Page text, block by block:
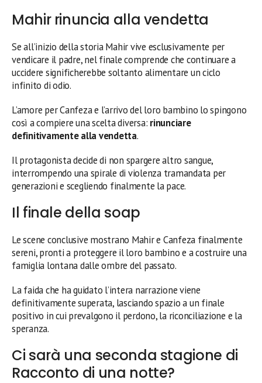
Mahir rinuncia alla vendetta
Se all’inizio della storia Mahir vive esclusivamente per
vendicare il padre, nel finale comprende che continuare a
uccidere significherebbe soltanto alimentare un ciclo
infinito di odio.
L’amore per Canfeza e l’arrivo del loro bambino lo spingono
così a compiere una scelta diversa: rinunciare
definitivamente alla vendetta.
Il protagonista decide di non spargere altro sangue,
interrompendo una spirale di violenza tramandata per
generazioni e scegliendo finalmente la pace.
Il finale della soap
Le scene conclusive mostrano Mahir e Canfeza finalmente
sereni, pronti a proteggere il loro bambino e a costruire una
famiglia lontana dalle ombre del passato.
La faida che ha guidato l’intera narrazione viene
definitivamente superata, lasciando spazio a un finale
positivo in cui prevalgono il perdono, la riconciliazione e la
speranza.
Ci sarà una seconda stagione di
Racconto di una notte?